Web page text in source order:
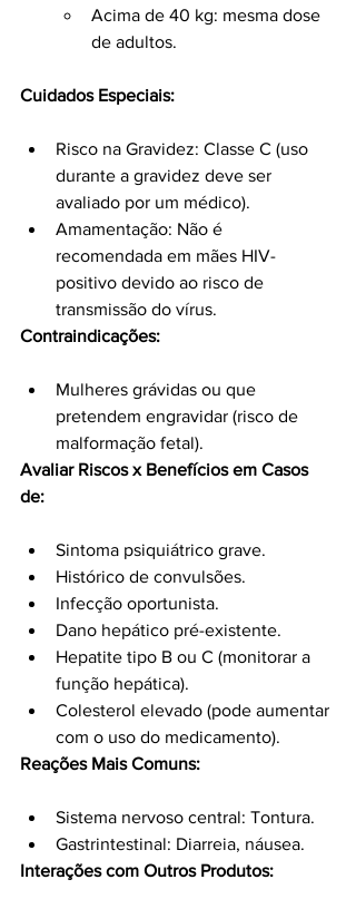
Acima de 40 kg: mesma dose
de adultos.
Cuidados Especiais:
Risco na Gravidez: Classe C (uso
durante a gravidez deve ser
avaliado por um médico).
Amamentação: Não é
recomendada em mães HIV-
positivo devido ao risco de
transmissão do vírus.
Contraindicações:
Mulheres grávidas ou que
pretendem engravidar (risco de
malformação fetal).
Avaliar Riscos x Benefícios em Casos
de:
Sintoma psiquiátrico grave.
Histórico de convulsões.
Infecção oportunista.
Dano hepático pré-existente.
Hepatite tipo B ou C (monitorar a
função hepática).
Colesterol elevado (pode aumentar
com o uso do medicamento).
Reações Mais Comuns:
Sistema nervoso central: Tontura.
Gastrintestinal: Diarreia, náusea.
Interações com Outros Produtos: